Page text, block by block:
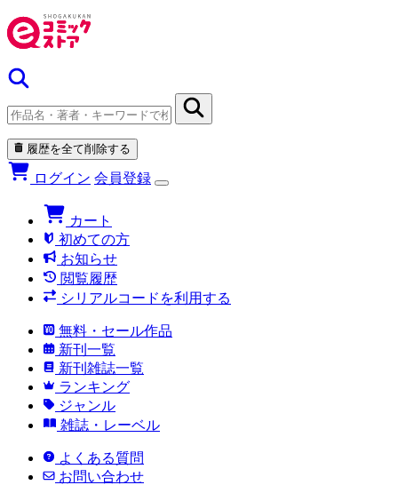
履歴を全て削除する
ログイン 会員登録
カート
初めての方
お知らせ
閲覧履歴
シリアルコードを利用する
無料・セール作品
新刊一覧
新刊雑誌一覧
ランキング
ジャンル
雑誌・レーベル
よくある質問
お問い合わせ